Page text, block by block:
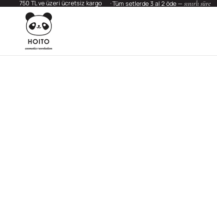
750 TL ve üzeri ücretsiz kargo Tüm setlerde 3 al 2 öde — sınırlı süre